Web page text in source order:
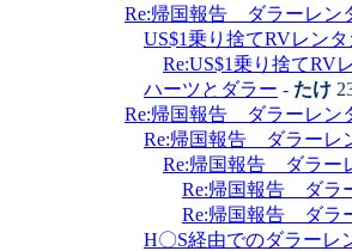
Re:帰国報告 ダラーレン
US$1乗り捨てRVレンタ
Re:US$1乗り捨てRV
ハーツとダラー - たけ
Re:帰国報告 ダラーレン
Re:帰国報告 ダラーレ
Re:帰国報告 ダラー
Re:帰国報告 ダラ
Re:帰国報告 ダラ
H〇S経由でのダラーレ